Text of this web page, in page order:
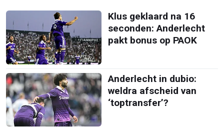
Klus geklaard na 16
seconden: Anderlecht
pakt bonus op PAOK
Anderlecht in dubio:
weldra afscheid van
‘toptransfer’?